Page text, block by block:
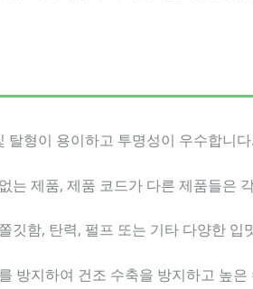
탈형이 용이하고 투명성이 우수합니다.
는 제품, 제품 코드가 다른 제품들은
깃함, 탄력, 펄프 또는 기타 다양한 입
방지하여 건조 수축을 방지하고 높